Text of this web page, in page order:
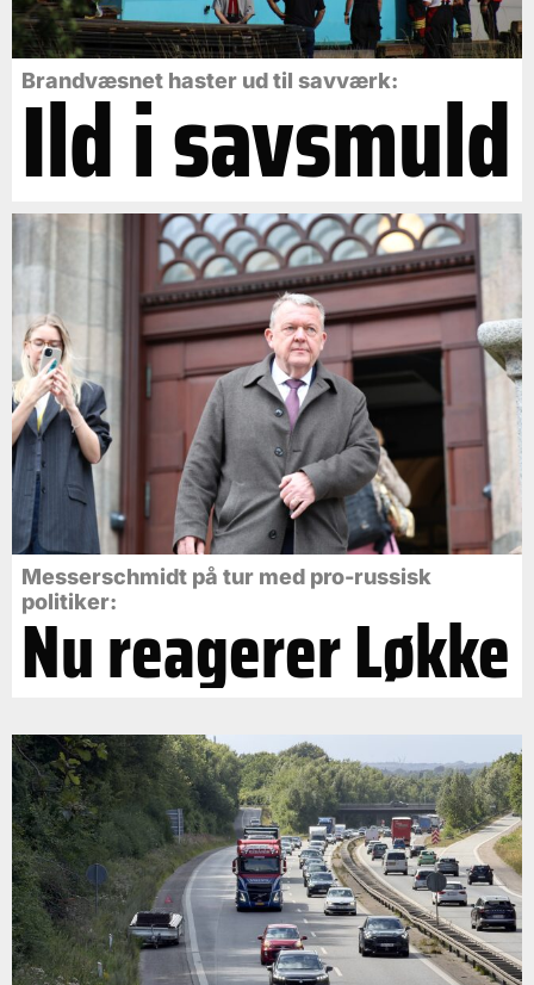
Brandvæsnet haster ud til savværk:
Ild i savsmuld
Messerschmidt på tur med pro-russisk
politiker:
Nu reagerer Løkke